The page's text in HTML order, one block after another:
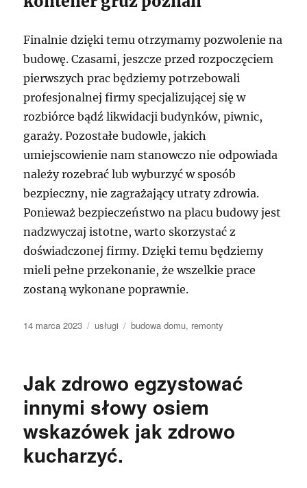
Finalnie dzięki temu otrzymamy pozwolenie na
budowę. Czasami, jeszcze przed rozpoczęciem
pierwszych prac będziemy potrzebowali
profesjonalnej firmy specjalizującej się w
rozbiórce bądź likwidacji budynków, piwnic,
garaży. Pozostałe budowle, jakich
umiejscowienie nam stanowczo nie odpowiada
należy rozebrać lub wyburzyć w sposób
bezpieczny, nie zagrażający utraty zdrowia.
Ponieważ bezpieczeństwo na placu budowy jest
nadzwyczaj istotne, warto skorzystać z
doświadczonej firmy. Dzięki temu będziemy
mieli pełne przekonanie, że wszelkie prace
zostaną wykonane poprawnie.
Data
14 marca 2023 Kategorie
usługi Tagi
budowa domu, remonty
Jak zdrowo egzystować
innymi słowy osiem
wskazówek jak zdrowo
kucharzyć.